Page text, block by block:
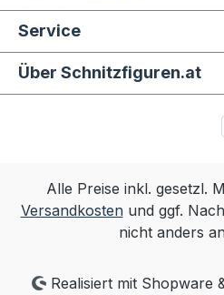
Service
Über Schnitzfiguren.at
Alle Preise inkl. gesetzl.
Versandkostenund ggf.
nicht anders
Realisiert mit Shopware